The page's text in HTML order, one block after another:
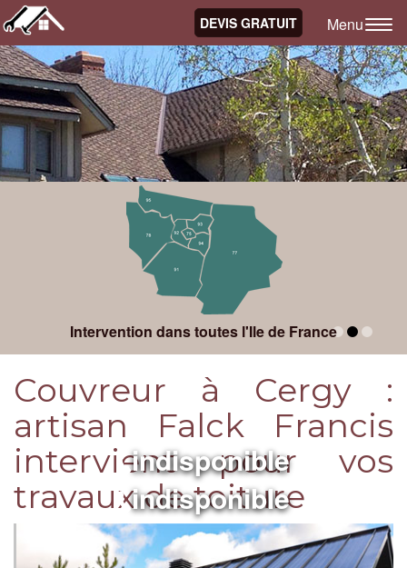
Menu
indisponible
indisponible
Intervention dans toutes l'Ile de France
Couvreur à Cergy :
artisan Falck Francis
intervient pour vos
travaux de toiture